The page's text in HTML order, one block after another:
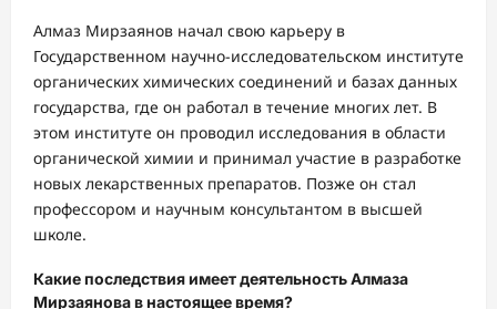
Алмаз Мирзаянов начал свою карьеру в
Государственном научно-исследовательском институте
органических химических соединений и базах данных
государства, где он работал в течение многих лет. В
этом институте он проводил исследования в области
органической химии и принимал участие в разработке
новых лекарственных препаратов. Позже он стал
профессором и научным консультантом в высшей
школе.
Какие последствия имеет деятельность Алмаза
Мирзаянова в настоящее время?